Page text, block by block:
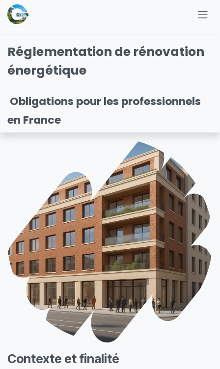
Se rendre au contenu
Réglementation de rénovation
énergétique
Obligations pour les professionnels
en France
Contexte et finalité